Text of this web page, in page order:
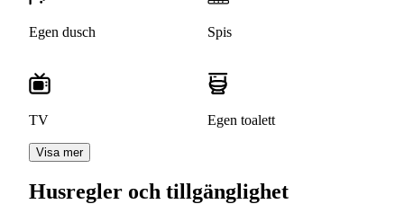
Egen dusch Spis
TV Egen toalett
Visa mer
Husregler och tillgänglighet